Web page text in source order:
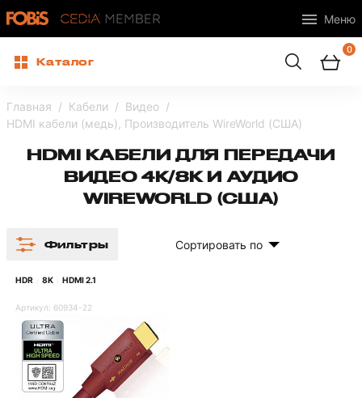
Меню
Каталог
0
Главная Кабели
Видео
HDMI кабели (медь), Производитель WireWorld (США)
HDMI КАБЕЛИ ДЛЯ ПЕРЕДАЧИ
ВИДЕО 4K/8K И АУДИО
WIREWORLD (США)
Фильтры Сортировать по
HDR 8K HDMI 2.1
Артикул: 60934-22